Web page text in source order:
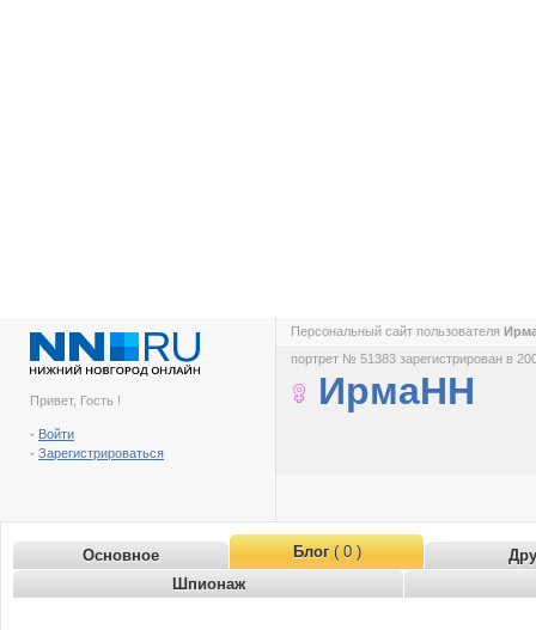
Привет, Гость !
- Войти
- Зарегистрироваться
Персональный сайт пользователя
портрет № 51383 зарегистрирован в
ИрмаНН
Основное Блог( 0 )
Шпионаж